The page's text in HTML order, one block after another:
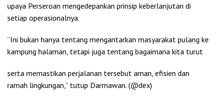
upaya Perseroan mengedepankan prinsip keberlanjutan di
setiap operasionalnya.
“Ini bukan hanya tentang mengantarkan masyarakat pulang ke
kampung halaman, tetapi juga tentang bagaimana kita turut
serta memastikan perjalanan tersebut aman, efisien dan
ramah lingkungan,” tutup Darmawan. (@dex)